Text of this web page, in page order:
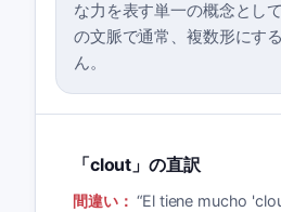
な力を表す単一の概念とし
の文脈で通常、複数形にす
ん。
「clout」の直訳
間違い： “El tiene mucho